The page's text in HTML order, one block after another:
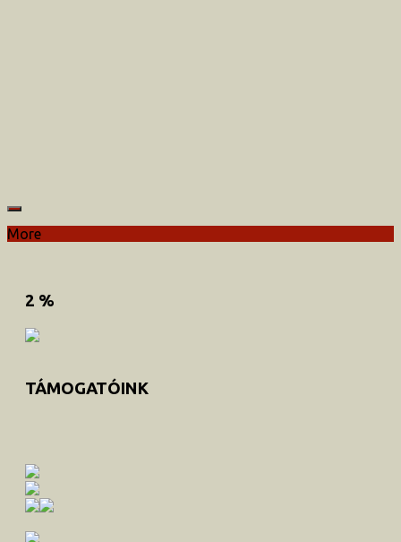
More
2 %
TÁMOGATÓINK